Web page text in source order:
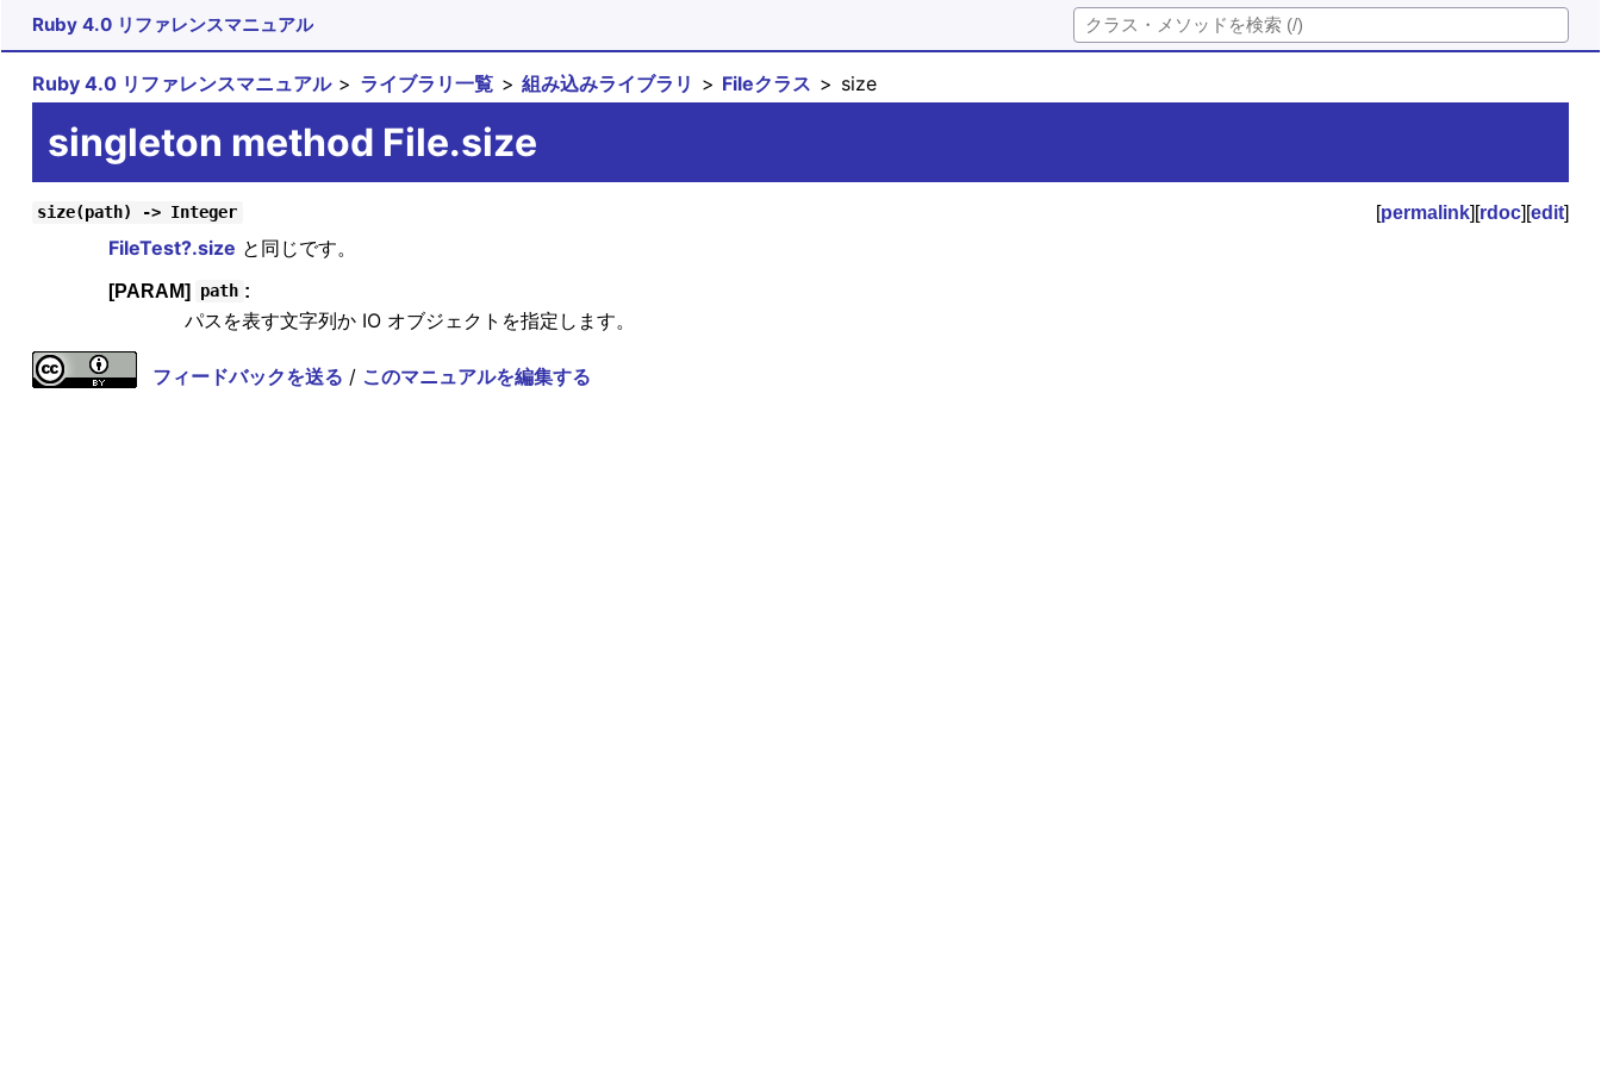
Ruby 4.0 リファレンスマニュアル
Ruby 4.0 リファレンスマニュアル ライブラリ一覧 組み込みライブラリ Fileクラス size
singleton method File.size
size(path) -> Integer [permalink][rdoc][edit]
FileTest?.size と同じです。
[PARAM] path :
パスを表す文字列か IO オブジェクトを指定します。
フィードバックを送る / このマニュアルを編集する